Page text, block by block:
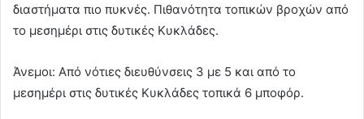
διαστήματα πιο πυκνές. Πιθανότητα τοπικών βροχών από
το μεσημέρι στις δυτικές Κυκλάδες.
Άνεμοι: Από νότιες διευθύνσεις 3 με 5 και από το
μεσημέρι στις δυτικές Κυκλάδες τοπικά 6 μποφόρ.